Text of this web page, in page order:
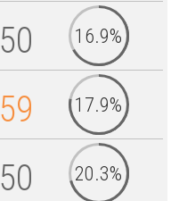
50 16.9%
59 17.9%
50 20.3%